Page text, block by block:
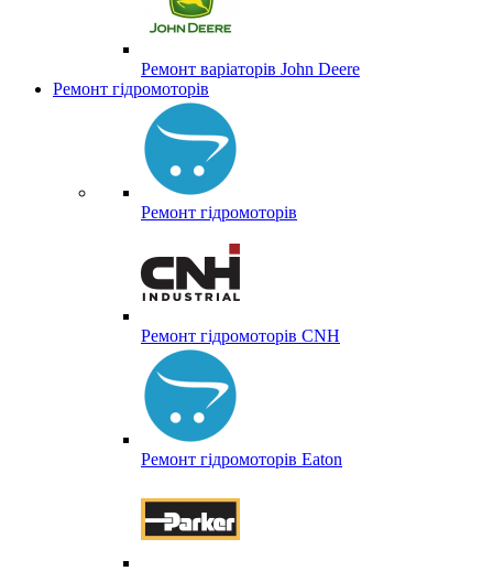
Ремонт варіаторів John Deere
Ремонт гідромоторів
Ремонт гідромоторів
Ремонт гідромоторів CNH
Ремонт гідромоторів Eaton